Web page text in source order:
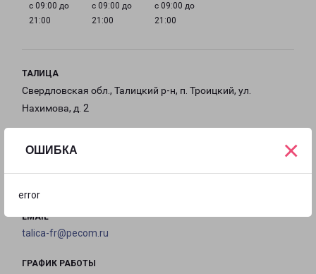
ОШИБКА
error
×
с 09:00 до
21:00
с 09:00 до
21:00
с 09:00 до
21:00
ТАЛИЦА
Свердловская обл., Талицкий р-н, п. Троицкий, ул.
Нахимова, д. 2
EMAIL
talica-fr@pecom.ru
ГРАФИК РАБОТЫ